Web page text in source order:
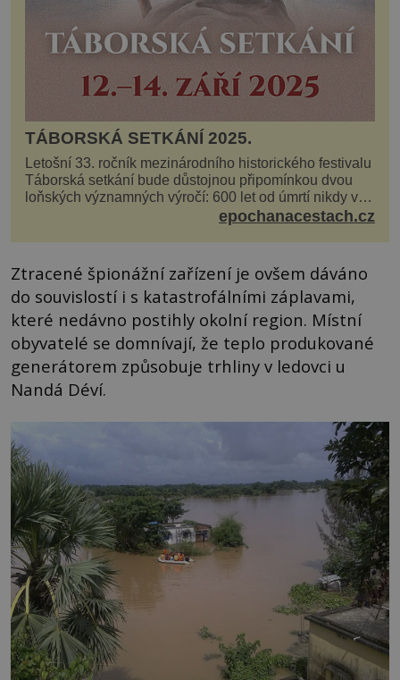
TÁBORSKÁ SETKÁNÍ 2025.
Letošní 33. ročník mezinárodního historického festivalu
Táborská setkání bude důstojnou připomínkou dvou
loňských významných výročí: 600 let od úmrtí nikdy v
poli neporaženého hejtmana Jana Žižky z Tr...
epochanacestach.cz
Ztracené špionážní zařízení je ovšem dáváno
do souvislostí i s katastrofálními záplavami,
které nedávno postihly okolní region. Místní
obyvatelé se domnívají, že teplo produkované
generátorem způsobuje trhliny v ledovci u
Nandá Déví.